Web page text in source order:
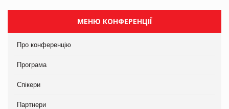
МЕНЮ КОНФЕРЕНЦІЇ
Про конференцію
Програма
Спікери
Партнери